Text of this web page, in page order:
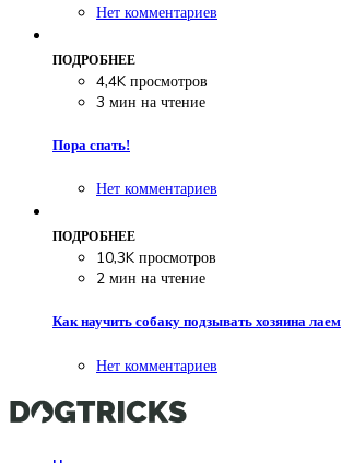
Нет комментариев
ПОДРОБНЕЕ
4,4K просмотров
3 мин на чтение
Пора спать!
Нет комментариев
ПОДРОБНЕЕ
10,3K просмотров
2 мин на чтение
Как научить собаку подзывать хозяина лаем
Нет комментариев